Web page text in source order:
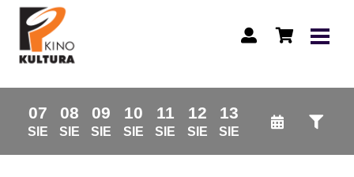
07
SIE
08
SIE
09
SIE
10
SIE
11
SIE
12
SIE
13
SIE